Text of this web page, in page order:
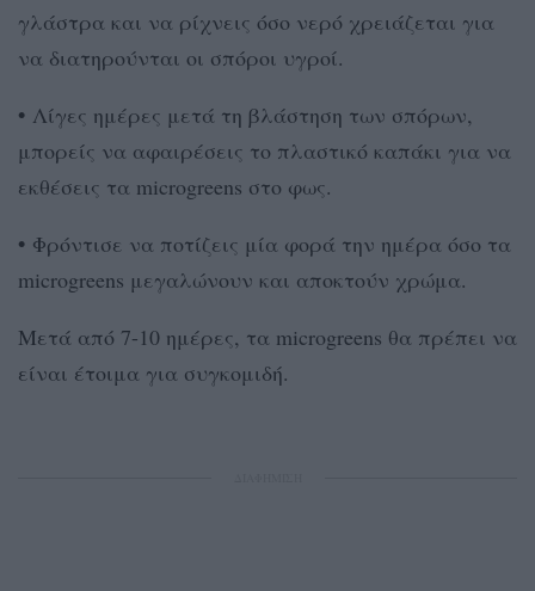
γλάστρα και να ρίχνεις όσο νερό χρειάζεται για
να διατηρούνται οι σπόροι υγροί.
• Λίγες ημέρες μετά τη βλάστηση των σπόρων,
μπορείς να αφαιρέσεις το πλαστικό καπάκι για να
εκθέσεις τα microgreens στο φως.
• Φρόντισε να ποτίζεις μία φορά την ημέρα όσο τα
microgreens μεγαλώνουν και αποκτούν χρώμα.
Μετά από 7-10 ημέρες, τα microgreens θα πρέπει να
είναι έτοιμα για συγκομιδή.